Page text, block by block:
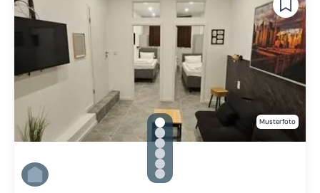
Musterfoto
gallery.slide_selector
Zu Slide 1 wechseln
Zu Slide 2 wechseln
Zu Slide 3 wechseln
Zu Slide 4 wechseln
Zu Slide 5 wechseln
Zu Slide 6 wechseln